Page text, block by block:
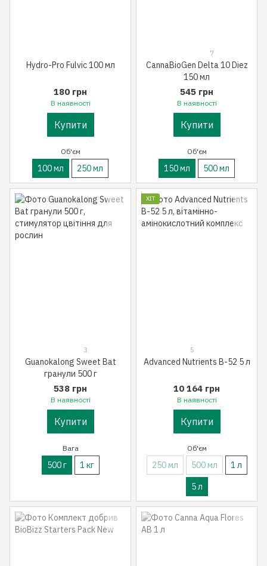
Hydro-Pro Fulvic 100 мл
180 грн
В наявності
Купити
Об'єм
100 мл 250 мл
7
CannaBioGen Delta 10 Diez
150 мл
545 грн
В наявності
Купити
Об'єм
150 мл 500 мл
3
Guanokalong Sweet Bat
гранули 500 г
538 грн
В наявності
Купити
Вага
500 г 1 кг
ХІТ
5
Advanced Nutrients B-52 5 л
10 164 грн
В наявності
Купити
Об'єм
250 мл 500 мл
1 л
5 л